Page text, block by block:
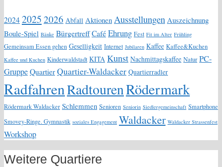
202420252026 Abfall Aktionen Ausstellungen Auszeichnung
Boule-Spiel Bänke BürgertreffCaféEhrung Fest Fit im Alter Frühling
Gemeinsam Essen gehen Geselligkeit Internet Jubilaren Kaffee Kaffee&Kuchen
Kaffee und Kuchen Kinderwaldstadt KITA Kunst Nachmittagskaffee Natur PC-
GruppeQuartierQuartier-Waldacker Quartierradler
RadfahrenRadtourenRödermark
Rödermark Waldacker Schlemmen Senioren Seniorin Siedlergemeinschaft Smartphone
Smovey-Ringe. Gymnastik soziales Engagement Waldacker Waldacker Strassenfest
Workshop
Weitere Quartiere